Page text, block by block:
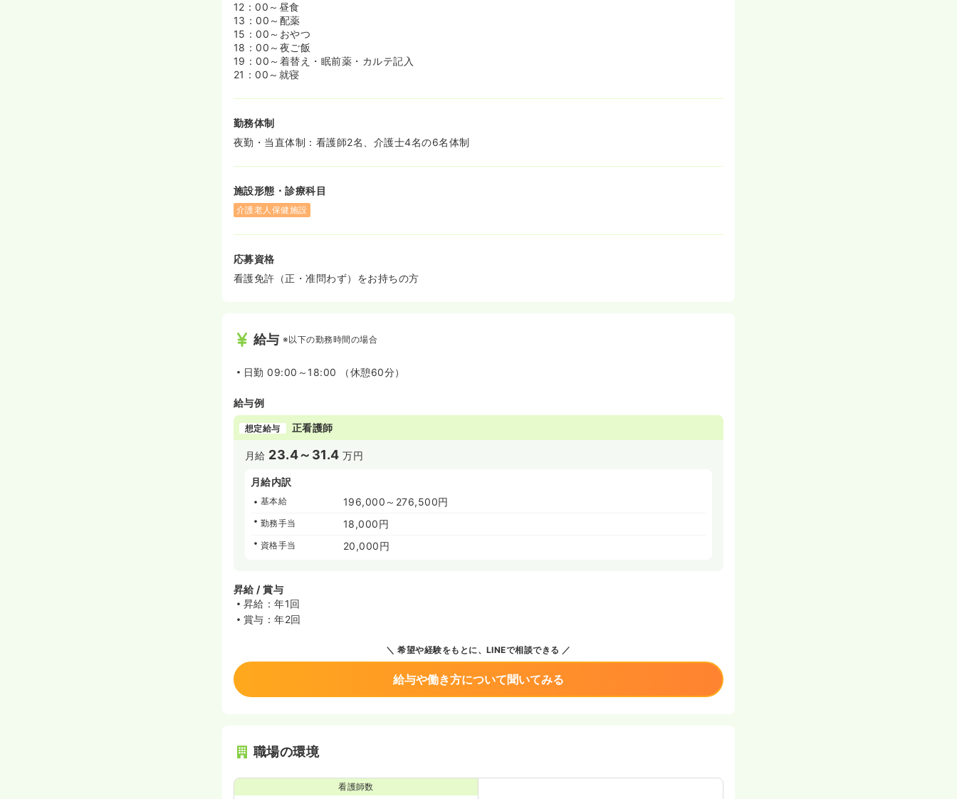
12：00～昼食
13：00～配薬
15：00～おやつ
18：00～夜ご飯
19：00～着替え・眠前薬・カルテ記入
21：00～就寝
勤務体制
夜勤・当直体制：看護師2名、介護士4名の6名体制
施設形態・診療科目
介護老人保健施設
応募資格
看護免許（正・准問わず）をお持ちの方
給与 ※以下の勤務時間の場合
日勤 09:00～18:00 （休憩60分）
給与例
想定給与 正看護師
月給 23.4～31.4 万円
月給内訳
基本給 196,000～276,500円
勤務手当 18,000円
資格手当 20,000円
昇給 / 賞与
昇給：年1回
賞与：年2回
希望や経験をもとに、LINEで相談できる
給与や働き方について聞いてみる
職場の環境
看護師数